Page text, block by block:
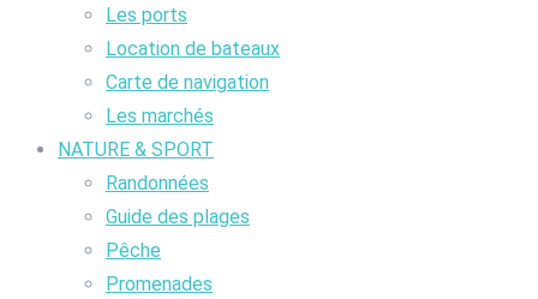
Les ports
Location de bateaux
Carte de navigation
Les marchés
NATURE & SPORT
Randonnées
Guide des plages
Pêche
Promenades